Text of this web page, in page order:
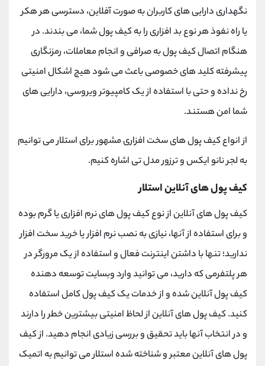
نگهداری دارایی های کاربران به صورت آفلاین، دسترسی هر هکر
یا راه نفوذ هر نوع بد افزاری را به کیف پول شما، می بندند. در
هنگام اتصال کیف پول به صرافی و انجام معاملات، رمزنگاری
پیشرفته کلید های خصوصی باعث می شود هیچ اشکال امنیتی
رخ نداده و حتی با استفاده از یک کامپیوتر ویروسی، دارایی های
شما امن هستند.
از انواع کیف پول های سخت افزاری مشهور برای استلار می توانیم
به لجر نانو ایکس و ترزور مدل تی اشاره کنیم.
کیف پول های آنلاین استلار
کیف پول های آنلاین از نوع کیف پول های نرم افزاری یا گرم بوده
و برای استفاده از آنها، نیازی به نصب نرم افزار یا خرید سخت افزار
ندارید؛ تنها با داشتن اینترنت فعال و استفاده از یک مرورگر در
هر پلتفرمی که دارید، می توانید وارد وبسایت توسعه دهنده
کیف پول آنلاین شده و از خدمات یک کیف پول کامل استفاده
کنید. کیف پول های آنلاین از لحاظ امنیتی بیشترین خطر را دارند
و در انتخاب آنها باید تحقیق و بررسی زیادی انجام دهید. از کیف
پول های آنلاین معتبر و شناخته شده استلار می توانیم به اتمیک